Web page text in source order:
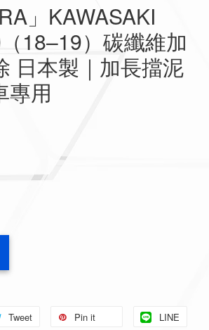
」KAWASAKI
18–19）碳纖維加
日本製｜加長擋泥
專用
Tweet Pin it LINE